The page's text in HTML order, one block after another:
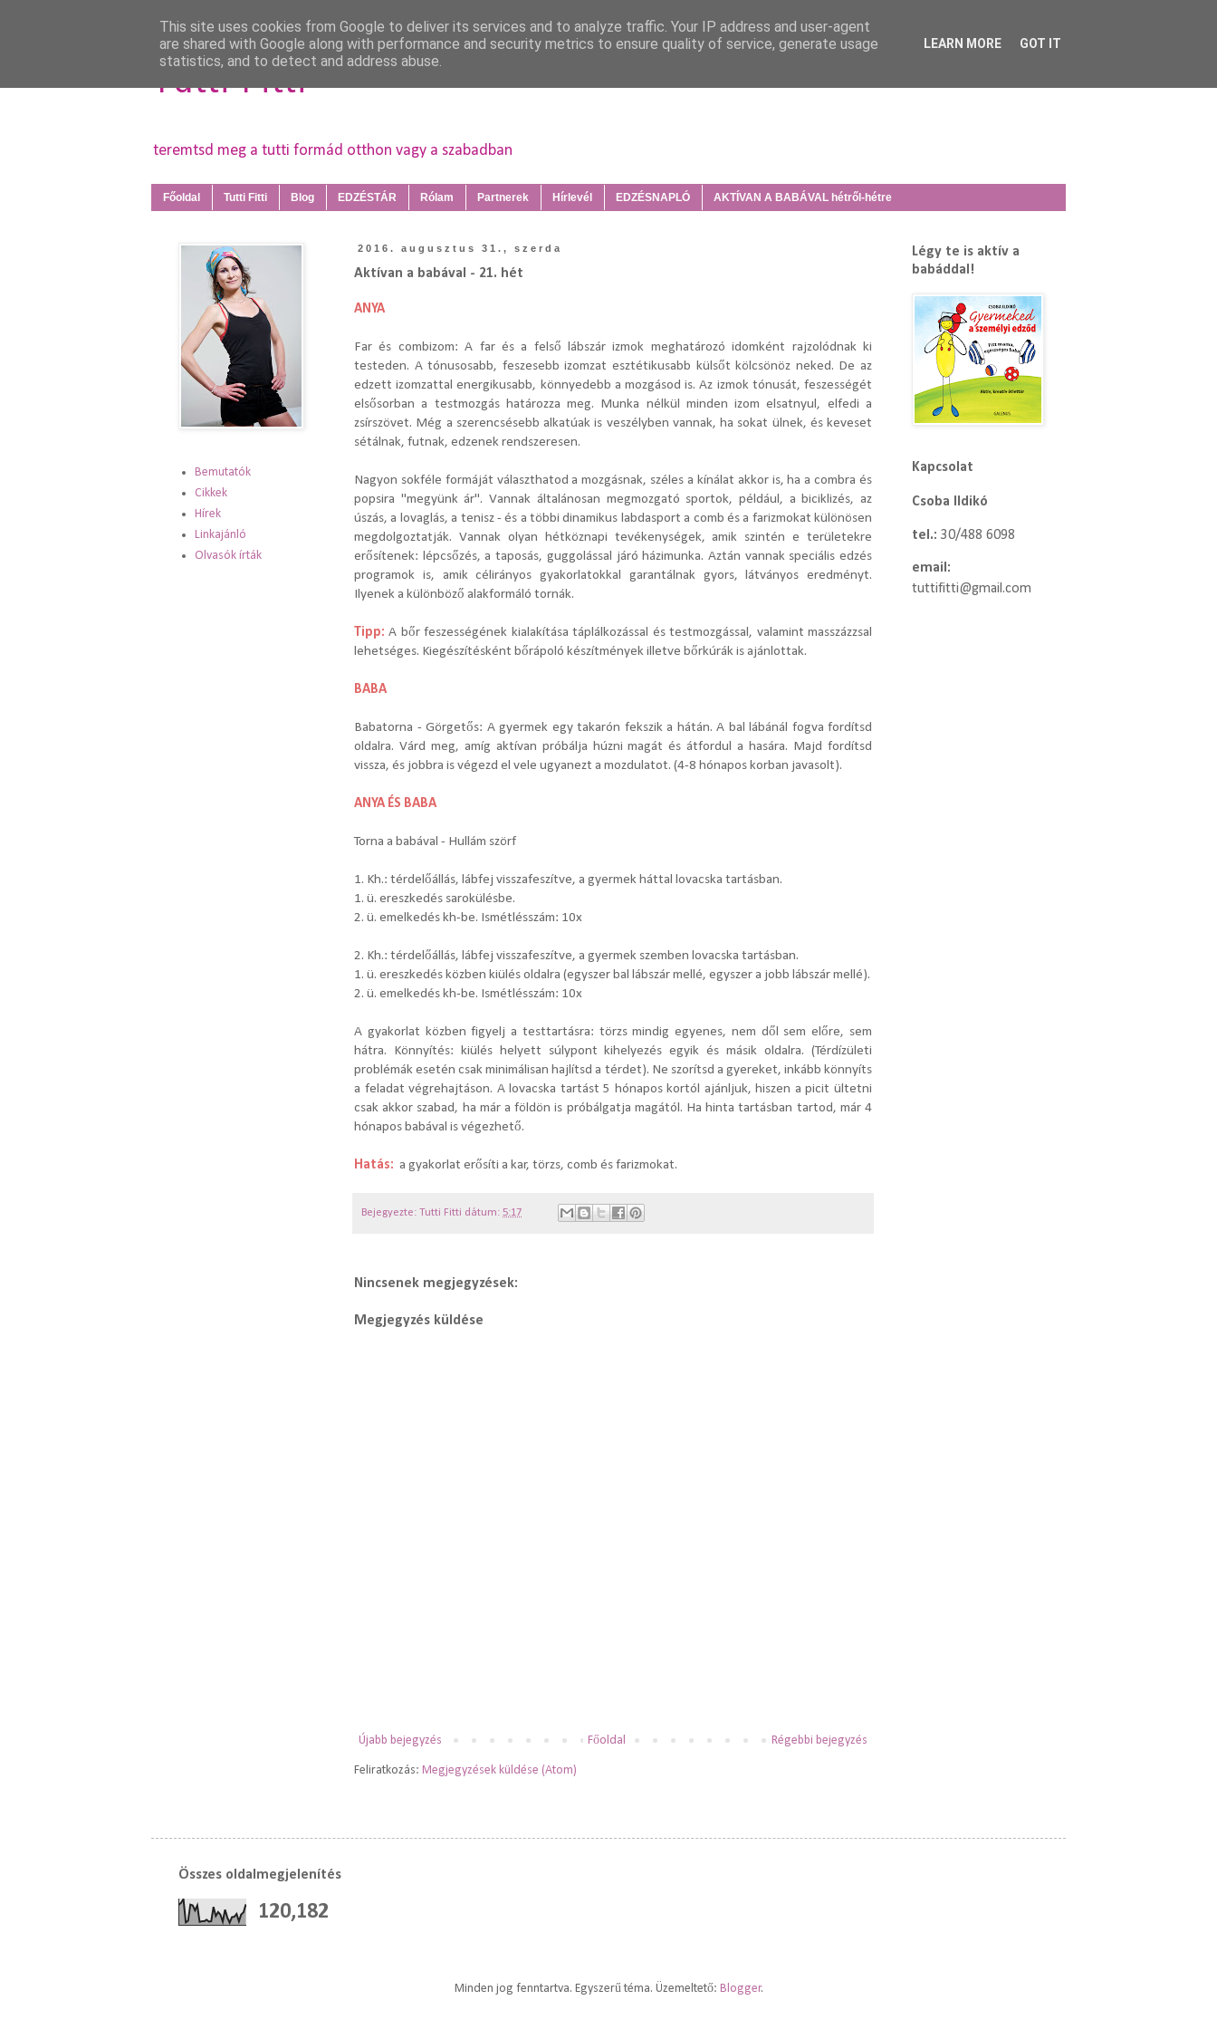
Tutti Fitti
teremtsd meg a tutti formád otthon vagy a szabadban
Főoldal Tutti Fitti Blog EDZÉSTÁR Rólam Partnerek Hírlevél EDZÉSNAPLÓ AKTÍVAN A BABÁVAL hétről-hétre
2016. augusztus 31., szerda
Aktívan a babával - 21. hét
ANYA
Far és combizom:A far és a felső lábszár izmok meghatározó idomként rajzolódnak ki
testeden. A tónusosabb, feszesebb izomzat esztétikusabb külsőt kölcsönöz neked. De az
edzett izomzattal energikusabb, könnyedebb a mozgásod is.Az izmok tónusát, feszességét
elsősorban a testmozgás határozza meg. Munka nélkül minden izom elsatnyul, elfedi a
zsírszövet. Még a szerencsésebb alkatúak is veszélyben vannak, ha sokat ülnek, és keveset
sétálnak, futnak, edzenek rendszeresen.
Nagyon sokféle formáját választhatod a mozgásnak, széles a kínálat akkor is, ha a combra és
popsira "megyünk ár". Vannak általánosan megmozgató sportok, például, a biciklizés, az
úszás, a lovaglás, a tenisz - és a többi dinamikus labdasport a comb és a farizmokat különösen
megdolgoztatják. Vannak olyan hétköznapi tevékenységek, amik szintén e területekre
erősítenek: lépcsőzés, a taposás, guggolással járó házimunka. Aztán vannak speciális edzés
programok is, amik célirányos gyakorlatokkal garantálnak gyors, látványos eredményt.
Ilyenek a különböző alakformáló tornák.
Tipp: A bőr feszességének kialakítása táplálkozással és testmozgással, valamint masszázzsal
lehetséges. Kiegészítésként bőrápoló készítmények illetve bőrkúrák is ajánlottak.
BABA
Babatorna - Görgetős: A gyermek egy takarón fekszik a hátán. A bal lábánál fogva fordítsd
oldalra. Várd meg, amíg aktívan próbálja húzni magát és átfordul a hasára. Majd fordítsd
vissza, és jobbra is végezd el vele ugyanezt a mozdulatot. (4-8 hónapos korban javasolt).
ANYA ÉS BABA
Torna a babával - Hullám szörf
1. Kh.: térdelőállás, lábfej visszafeszítve, a gyermek háttal lovacska tartásban.
1. ü. ereszkedés sarokülésbe.
2. ü. emelkedés kh-be. Ismétlésszám: 10x
2. Kh.: térdelőállás, lábfej visszafeszítve, a gyermek szemben lovacska tartásban.
1. ü. ereszkedés közben kiülés oldalra (egyszer bal lábszár mellé, egyszer a jobb lábszár mellé).
2. ü. emelkedés kh-be. Ismétlésszám: 10x
A gyakorlat közben figyelj a testtartásra: törzs mindig egyenes, nem dől sem előre, sem
hátra. Könnyítés: kiülés helyett súlypont kihelyezés egyik és másik oldalra. (Térdízületi
problémák esetén csak minimálisan hajlítsd a térdet). Ne szorítsd a gyereket, inkább könnyíts
a feladat végrehajtáson. A lovacska tartást 5 hónapos kortól ajánljuk, hiszen a picit ültetni
csak akkor szabad, ha már a földön is próbálgatja magától. Ha hinta tartásban tartod, már 4
hónapos babával is végezhető.
Hatás: a gyakorlat erősíti a kar, törzs, comb és farizmokat.
Bejegyezte: Tutti Fitti dátum: 5:17
Nincsenek megjegyzések:
Megjegyzés küldése
Újabb bejegyzés Régebbi bejegyzés
Főoldal
Feliratkozás: Megjegyzések küldése (Atom)
Bemutatók
Cikkek
Hírek
Linkajánló
Olvasók írták
Légy te is aktív a
babáddal!
Kapcsolat
Csoba Ildikó
tel.: 30/488 6098
email:
tuttifitti@gmail.com
Összes oldalmegjelenítés
120,182
Minden jog fenntartva. Egyszerű téma. Üzemeltető: Blogger.
This site uses cookies from Google to deliver its services and to analyze traffic. Your IP address and user-agent
are shared with Google along with performance and security metrics to ensure quality of service, generate usage
statistics, and to detect and address abuse.
LEARN MORE GOT IT